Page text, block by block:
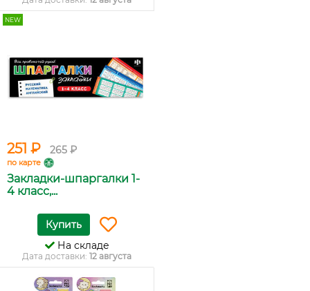
NEW
251 ₽ 265 ₽
по карте
Закладки-шпаргалки 1-
4 класс,...
Купить
На складе
Дата доставки: 12 августа